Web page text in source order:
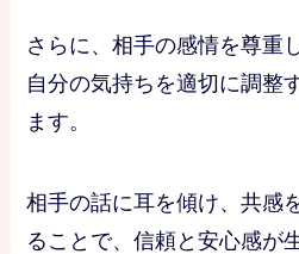
さらに、相手の感情を尊重
自分の気持ちを適切に調整
ます。
相手の話に耳を傾け、共感
ることで、信頼と安心感が